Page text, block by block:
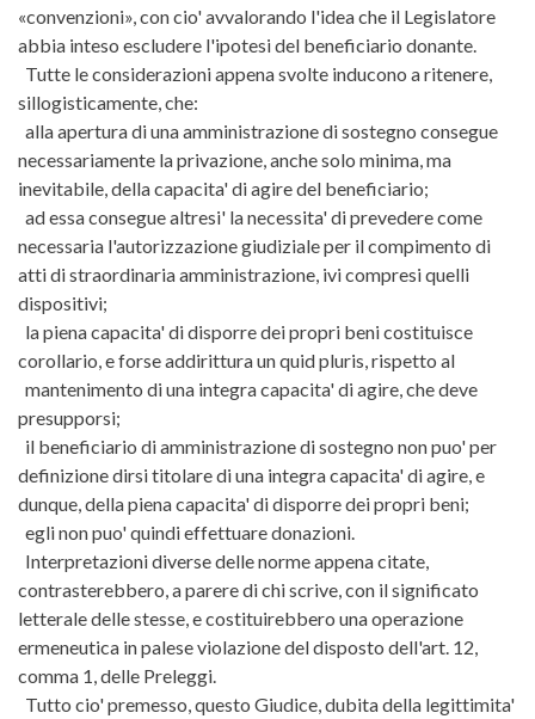
«convenzioni», con cio' avvalorando l'idea che il Legislatore
abbia inteso escludere l'ipotesi del beneficiario donante.
Tutte le considerazioni appena svolte inducono a ritenere,
sillogisticamente, che:
alla apertura di una amministrazione di sostegno consegue
necessariamente la privazione, anche solo minima, ma
inevitabile, della capacita' di agire del beneficiario;
ad essa consegue altresi' la necessita' di prevedere come
necessaria l'autorizzazione giudiziale per il compimento di
atti di straordinaria amministrazione, ivi compresi quelli
dispositivi;
la piena capacita' di disporre dei propri beni costituisce
corollario, e forse addirittura un quid pluris, rispetto al
mantenimento di una integra capacita' di agire, che deve
presupporsi;
il beneficiario di amministrazione di sostegno non puo' per
definizione dirsi titolare di una integra capacita' di agire, e
dunque, della piena capacita' di disporre dei propri beni;
egli non puo' quindi effettuare donazioni.
Interpretazioni diverse delle norme appena citate,
contrasterebbero, a parere di chi scrive, con il significato
letterale delle stesse, e costituirebbero una operazione
ermeneutica in palese violazione del disposto dell'art. 12,
comma 1, delle Preleggi.
Tutto cio' premesso, questo Giudice, dubita della legittimita'